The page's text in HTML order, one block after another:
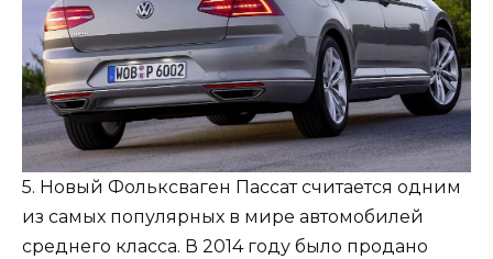
5. Новый Фольксваген Пассат считается одним
из самых популярных в мире автомобилей
среднего класса. В 2014 году было продано